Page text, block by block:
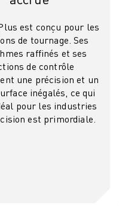
VISION
FIL EDM
est conçu pour les
de tournage. Ses
raffinés et ses
de contrôle
une précision et un
inégalés, ce qui
pour les industries
est primordiale.